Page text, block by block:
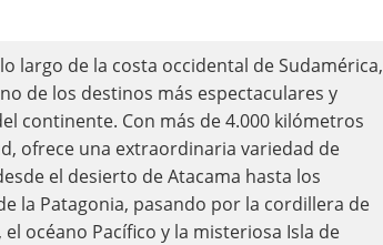
largo de la costa occidental de Sudamérica,
de los destinos más espectaculares y
continente. Con más de 4.000 kilómetros
ofrece una extraordinaria variedad de
el desierto de Atacama hasta los
la Patagonia, pasando por la cordillera de
el océano Pacífico y la misteriosa Isla de